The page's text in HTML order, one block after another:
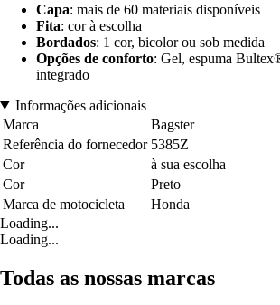
Capa: mais de 60 materiais disponíveis
Fita: cor à escolha
Bordados: 1 cor, bicolor ou sob medida
Opções de conforto: Gel, espuma
integrado
Informações adicionais
Marca
Bagster
Referência do fornecedor 5385Z
Cor
à sua escolha
Cor
Preto
Marca de motocicleta
Honda
Loading...
Loading...
Todas as nossas marcas